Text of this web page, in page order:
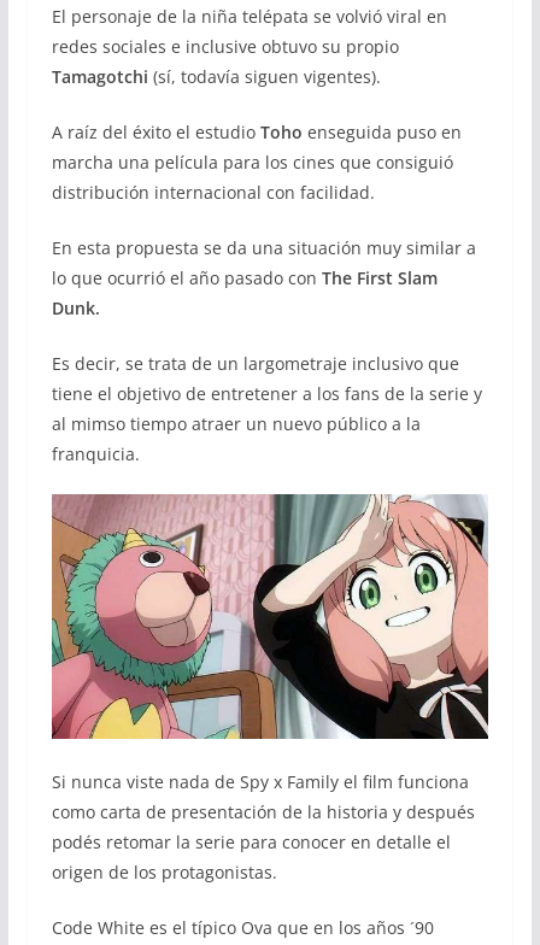
El personaje de la niña telépata se volvió viral en
redes sociales e inclusive obtuvo su propio
Tamagotchi (sí, todavía siguen vigentes).
A raíz del éxito el estudioToho enseguida puso en
marcha una película para los cines que consiguió
distribución internacional con facilidad.
En esta propuesta se da una situación muy similar a
lo que ocurrió el año pasado con The First Slam
Dunk.
Es decir, se trata de un largometraje inclusivo que
tiene el objetivo de entretener a los fans de la serie y
al mimso tiempo atraer un nuevo público a la
franquicia.
Si nunca viste nada de Spy x Family el film funciona
como carta de presentación de la historia y después
podés retomar la serie para conocer en detalle el
origen de los protagonistas.
Code White es el típico Ova que en los años ´90